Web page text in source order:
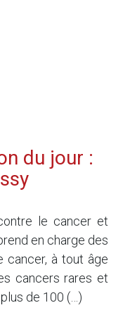
du jour :
le cancer et
en charge des
à tout âge
cancers rares et
de 100 (…)